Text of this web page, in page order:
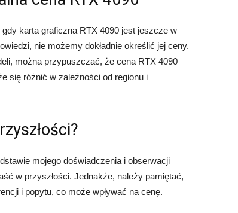
gdy karta graficzna RTX 4090 jest jeszcze w
nie możemy dokładnie określić jej ceny.
można przypuszczać, że cena RTX 4090
się różnić w zależności od regionu i
mojego doświadczenia i obserwacji
w przyszłości. Jednakże, należy pamiętać,
i popytu, co może wpływać na cenę.